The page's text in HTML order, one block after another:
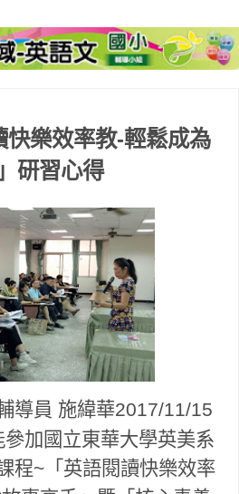
快樂效率教-輕鬆成為
研習心得
導員 施緯華2017/11/15
加國立東華大學英美系
程~ 「英語閱讀快樂效率